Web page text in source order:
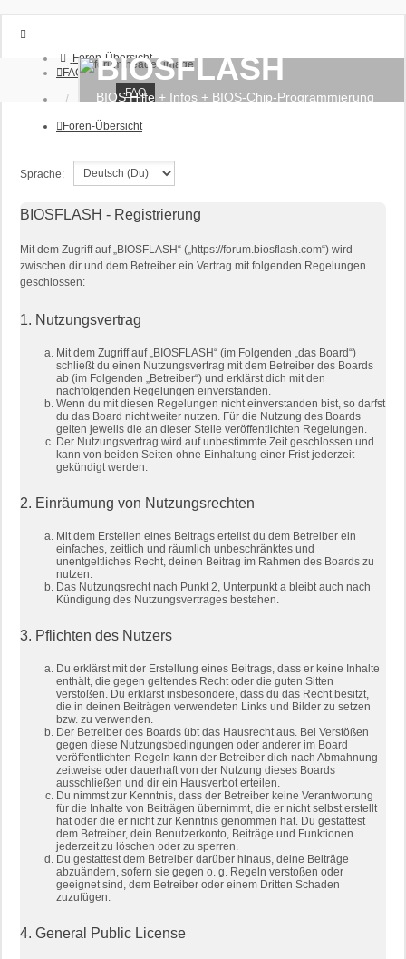
Foren-Übersicht
FAQ
Anmelden
BIOSFLASH
BIOS Hilfe + Infos + BIOS-Chip-Programmierung
FAQ
Foren-Übersicht
Sprache:
BIOSFLASH - Registrierung
Mit dem Zugriff auf „BIOSFLASH“ („https://forum.biosflash.com“) wird
zwischen dir und dem Betreiber ein Vertrag mit folgenden Regelungen
geschlossen:
1. Nutzungsvertrag
Mit dem Zugriff auf „BIOSFLASH“ (im Folgenden „das Board“)
schließt du einen Nutzungsvertrag mit dem Betreiber des Boards
ab (im Folgenden „Betreiber“) und erklärst dich mit den
nachfolgenden Regelungen einverstanden.
Wenn du mit diesen Regelungen nicht einverstanden bist, so darfst
du das Board nicht weiter nutzen. Für die Nutzung des Boards
gelten jeweils die an dieser Stelle veröffentlichten Regelungen.
Der Nutzungsvertrag wird auf unbestimmte Zeit geschlossen und
kann von beiden Seiten ohne Einhaltung einer Frist jederzeit
gekündigt werden.
2. Einräumung von Nutzungsrechten
Mit dem Erstellen eines Beitrags erteilst du dem Betreiber ein
einfaches, zeitlich und räumlich unbeschränktes und
unentgeltliches Recht, deinen Beitrag im Rahmen des Boards zu
nutzen.
Das Nutzungsrecht nach Punkt 2, Unterpunkt a bleibt auch nach
Kündigung des Nutzungsvertrages bestehen.
3. Pflichten des Nutzers
Du erklärst mit der Erstellung eines Beitrags, dass er keine Inhalte
enthält, die gegen geltendes Recht oder die guten Sitten
verstoßen. Du erklärst insbesondere, dass du das Recht besitzt,
die in deinen Beiträgen verwendeten Links und Bilder zu setzen
bzw. zu verwenden.
Der Betreiber des Boards übt das Hausrecht aus. Bei Verstößen
gegen diese Nutzungsbedingungen oder anderer im Board
veröffentlichten Regeln kann der Betreiber dich nach Abmahnung
zeitweise oder dauerhaft von der Nutzung dieses Boards
ausschließen und dir ein Hausverbot erteilen.
Du nimmst zur Kenntnis, dass der Betreiber keine Verantwortung
für die Inhalte von Beiträgen übernimmt, die er nicht selbst erstellt
hat oder die er nicht zur Kenntnis genommen hat. Du gestattest
dem Betreiber, dein Benutzerkonto, Beiträge und Funktionen
jederzeit zu löschen oder zu sperren.
Du gestattest dem Betreiber darüber hinaus, deine Beiträge
abzuändern, sofern sie gegen o. g. Regeln verstoßen oder
geeignet sind, dem Betreiber oder einem Dritten Schaden
zuzufügen.
4. General Public License